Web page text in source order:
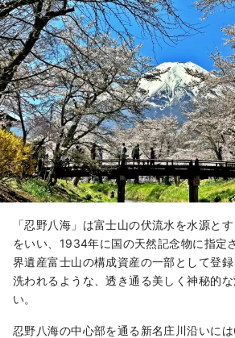
「忍野八海」は富士山の伏流水を水源と
をいい、1934年に国の天然記念物に指定
界遺産富士山の構成資産の一部として登
洗われるような、透き通る美しく神秘的
い。
忍野八海の中心部を通る新名庄川沿いに